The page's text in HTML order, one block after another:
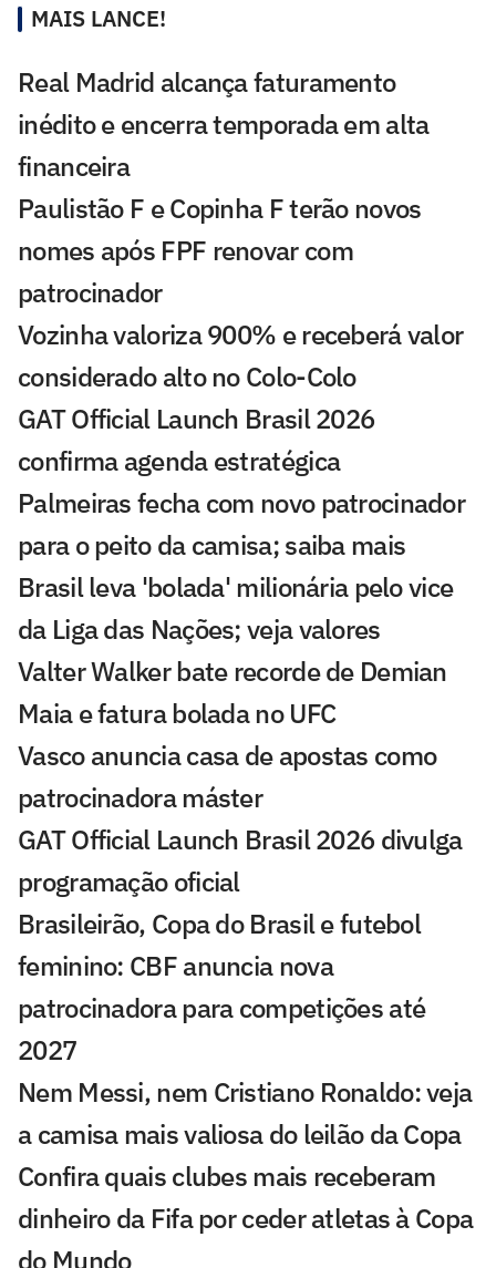
MAIS LANCE!
Real Madrid alcança faturamento
inédito e encerra temporada em alta
financeira
Paulistão F e Copinha F terão novos
nomes após FPF renovar com
patrocinador
Vozinha valoriza 900% e receberá valor
considerado alto no Colo-Colo
GAT Official Launch Brasil 2026
confirma agenda estratégica
Palmeiras fecha com novo patrocinador
para o peito da camisa; saiba mais
Brasil leva 'bolada' milionária pelo vice
da Liga das Nações; veja valores
Valter Walker bate recorde de Demian
Maia e fatura bolada no UFC
Vasco anuncia casa de apostas como
patrocinadora máster
GAT Official Launch Brasil 2026 divulga
programação oficial
Brasileirão, Copa do Brasil e futebol
feminino: CBF anuncia nova
patrocinadora para competições até
2027
Nem Messi, nem Cristiano Ronaldo: veja
a camisa mais valiosa do leilão da Copa
Confira quais clubes mais receberam
dinheiro da Fifa por ceder atletas à Copa
do Mundo